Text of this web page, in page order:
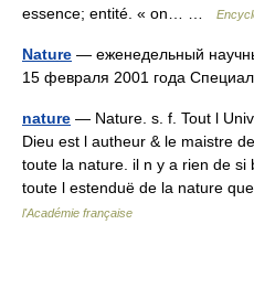
essence; entité. « on… …
Nature — еженедельный
15 февраля 2001 года
nature — Nature. s. f. Tout l
Dieu est l autheur & le maistre
toute la nature. il n y a rien de
toute l estenduë de la nature
l'Académie française